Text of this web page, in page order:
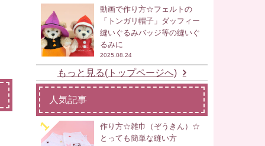
動画で作り方☆フェルトの
「トンガリ帽子」ダッフィー
縫いぐるみバッジ等の縫いぐ
るみに
2025.08.24
もっと見る(トップページへ)
人気記事
作り方☆雑巾（ぞうきん）☆
とっても簡単な縫い方